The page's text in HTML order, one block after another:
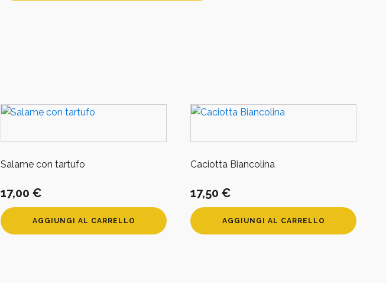
Salame con tartufo
17,00 €
AGGIUNGI AL CARRELLO
Caciotta Biancolina
17,50 €
AGGIUNGI AL CARRELLO